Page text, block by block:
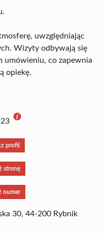
uwzględniając
Wizyty odbywają się
umówieniu, co zapewnia
opiekę.
23
profil
stronę
numer
30, 44-200 Rybnik